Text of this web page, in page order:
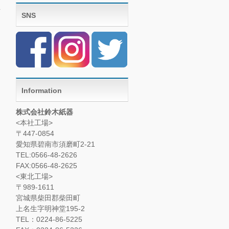
SNS
Information
株式会社鈴木紙器
<本社工場>
〒447-0854
愛知県碧南市須磨町2-21
TEL:0566-48-2626
FAX:0566-48-2625
<東北工場>
〒989-1611
宮城県柴田郡柴田町
上名生字明神堂195-2
TEL：0224-86-5225